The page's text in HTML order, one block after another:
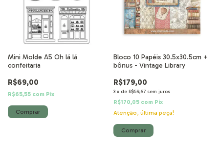
Mini Molde A5 Oh lá lá
confeitaria
R$69,00
R$65,55 com Pix
Bloco 10 Papéis 30.5x30.5cm +
bônus - Vintage Library
R$179,00
3 x de R$59,67 sem juros
R$170,05 com Pix
Atenção, última peça!